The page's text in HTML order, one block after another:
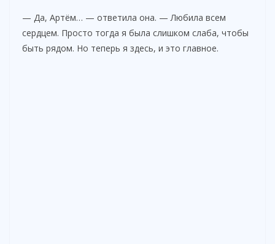
— Да, Артём… — ответила она. — Любила всем
сердцем. Просто тогда я была слишком слаба, чтобы
быть рядом. Но теперь я здесь, и это главное.